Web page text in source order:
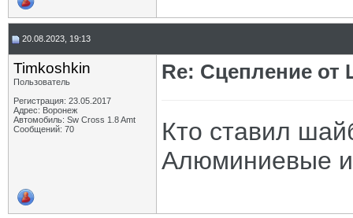
20.08.2023, 19:13
Timkoshkin
Пользователь
Регистрация: 23.05.2017
Адрес: Воронеж
Автомобиль: Sw Cross 1.8 Amt
Сообщений: 70
Re: Сцепление
Кто ставил
Алюминиевые